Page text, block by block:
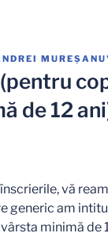
de 12
vă
generic am
minimă de